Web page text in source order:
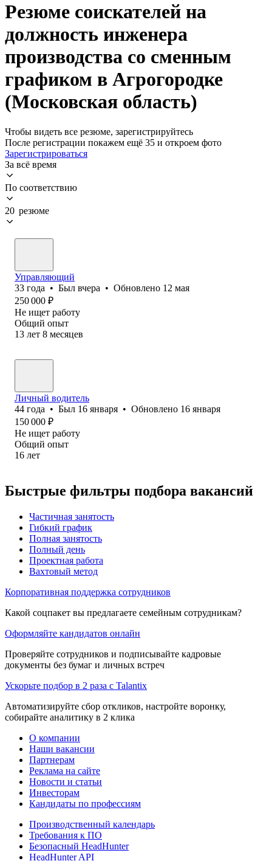
Резюме соискателей на
должность инженера
производства со сменным
графиком в Агрогородке
(Московская область)
Чтобы видеть все резюме, зарегистрируйтесь
После регистрации покажем ещё 35 и откроем фото
Зарегистрироваться
За всё время
По соответствию
20 резюме
Управляющий
33 года • Был вчера • Обновлено 12 мая
250 000 ₽
Не ищет работу
Общий опыт
13 лет 8 месяцев
Личный водитель
44 года • Был 16 января • Обновлено 16 января
150 000 ₽
Не ищет работу
Общий опыт
16 лет
Быстрые фильтры подбора вакансий
Частичная занятость
Гибкий график
Полная занятость
Полный день
Проектная работа
Вахтовый метод
Корпоративная поддержка сотрудников
Какой соцпакет вы предлагаете семейным сотрудникам?
Оформляйте кандидатов онлайн
Проверяйте сотрудников и подписывайте кадровые
документы без бумаг и личных встреч
Ускорьте подбор в 2 раза с Talantix
Автоматизируйте сбор откликов, настройте воронку,
собирайте аналитику в 2 клика
О компании
Наши вакансии
Партнерам
Реклама на сайте
Новости и статьи
Инвесторам
Кандидаты по профессиям
Производственный календарь
Требования к ПО
Безопасный HeadHunter
HeadHunter API